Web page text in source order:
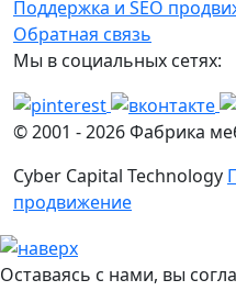
Поддержка и SEO
Обратная связь
Мы в социальных сетях:
© 2001 -2026Фабрика
Cyber Capital Technology
продвижение
Оставаясь с нами, вы